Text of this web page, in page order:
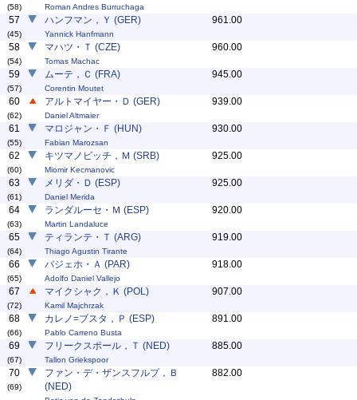
(58) Roman Andres Burruchaga
57
(45)
ハンフマン，Ｙ (GER)
Yannick Hanfmann
961.00
58
(54)
マハツ・Ｔ (CZE)
Tomas Machac
960.00
59
(57)
ムーテ，Ｃ (FRA)
Corentin Moutet
945.00
60
(62)
アルトマイヤー・Ｄ (GER)
Daniel Altmaier
939.00
61
(55)
マロジャン・Ｆ (HUN)
Fabian Marozsan
930.00
62
(60)
キツマノビッチ，Ｍ (SRB)
Miomir Kecmanovic
925.00
63
(61)
メリダ・Ｄ (ESP)
Daniel Merida
925.00
64
(63)
ランダルーセ・Ｍ (ESP)
Martin Landaluce
920.00
65
(64)
ティランテ・Ｔ (ARG)
Thiago Agustin Tirante
919.00
66
(65)
バジェホ・Ａ (PAR)
Adolfo Daniel Vallejo
918.00
67
(72)
マイクシャク，Ｋ (POL)
Kamil Majchrzak
907.00
68
(66)
カレノ=ブスタ，Ｐ (ESP)
Pablo Carreno Busta
891.00
69
(67)
フリークスポール，Ｔ (NED)
Tallon Griekspoor
885.00
70
(69)
ファン・デ・ザンスフルプ，Ｂ
(NED)
882.00